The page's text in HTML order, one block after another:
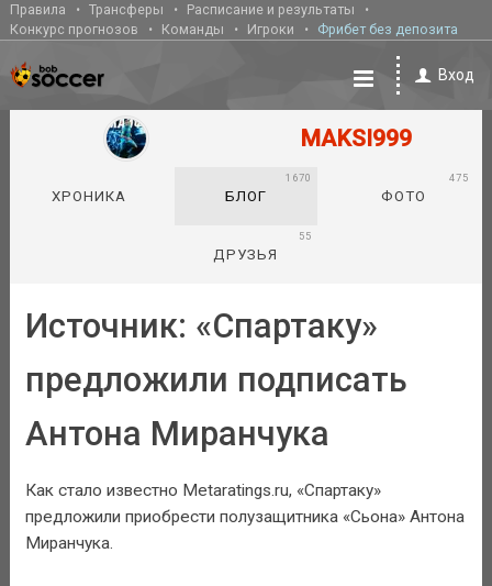
Правила Трансферы
Расписание и результаты
Конкурс прогнозов
Команды Игроки Фрибет без депозита
Вход
MAKSI999
ХРОНИКА БЛОГ
1670
ФОТО
475
ДРУЗЬЯ
55
Источник: «Спартаку»
предложили подписать
Антона Миранчука
Как стало известно Metaratings.ru, «Спартаку»
предложили приобрести полузащитника «Сьона» Антона
Миранчука.